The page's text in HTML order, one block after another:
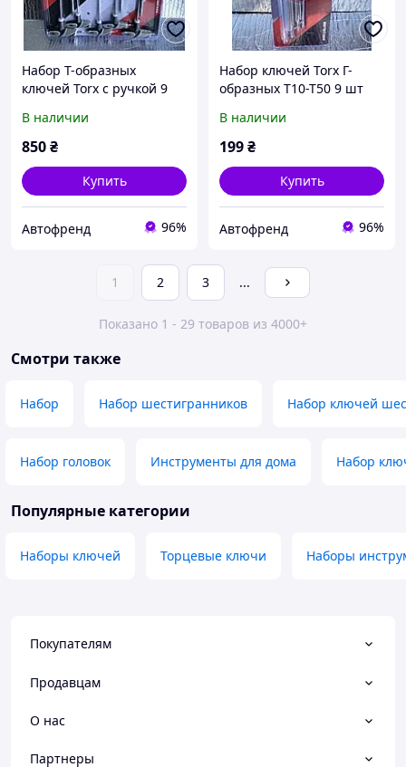
Набор T-образных
ключей Torx с ручкой 9
В наличии
850₴
Купить
Автофренд 96%
Набор ключей Torx Г-
образных Т10-Т50 9 шт
В наличии
199₴
Купить
Автофренд 96%
1 2 3 ...
Показано 1 - 29 товаров из 4000+
Смотри также
Набор Набор шестигранников Набор ключей
Набор головок Инструменты для дома Набор
Популярные категории
Наборы ключей Торцевые ключи Наборы
Покупателям
Продавцам
О нас
Партнеры